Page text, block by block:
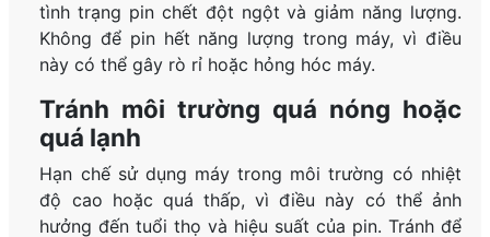
tình trạng pin chết đột ngột và giảm năng lượng.
Không để pin hết năng lượng trong máy, vì điều
này có thể gây rò rỉ hoặc hỏng hóc máy.
Tránh môi trường quá nóng hoặc
quá lạnh
Hạn chế sử dụng máy trong môi trường có nhiệt
độ cao hoặc quá thấp, vì điều này có thể ảnh
hưởng đến tuổi thọ và hiệu suất của pin. Tránh để